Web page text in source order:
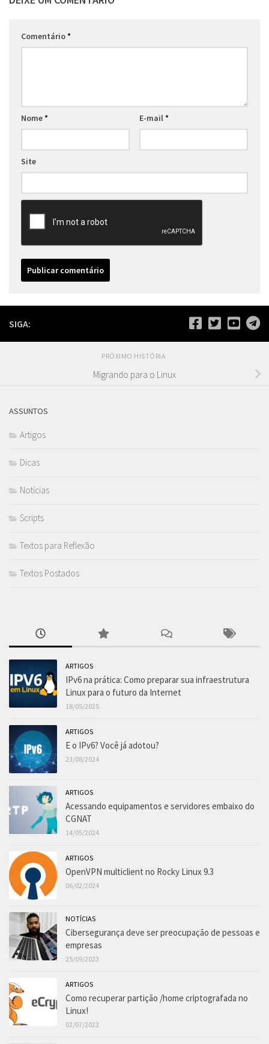
Comentário*
Nome* E-mail*
Site
SIGA:
PRÓXIMO HISTÓRIA
Migrando para o Linux
ASSUNTOS
Artigos
Dicas
Notícias
Scripts
Textos para Reflexão
Textos Postados
ARTIGOS
IPv6 na prática: Como preparar sua infraestrutura
Linux para o futuro da Internet
18/05/2025
ARTIGOS
E o IPv6? Você já adotou?
23/08/2024
ARTIGOS
Acessando equipamentos e servidores embaixo do
CGNAT
14/05/2024
ARTIGOS
OpenVPN multiclient no Rocky Linux 9.3
06/02/2024
NOTÍCIAS
Cibersegurança deve ser preocupação de pessoas e
empresas
25/09/2023
ARTIGOS
Como recuperar partição /home criptografada no
Linux!
02/07/2023